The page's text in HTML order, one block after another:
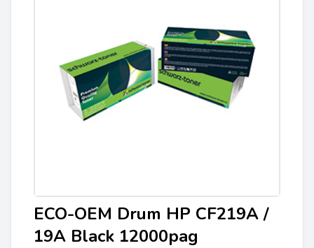
ECO-OEM Drum HP CF219A /
19A Black 12000pag